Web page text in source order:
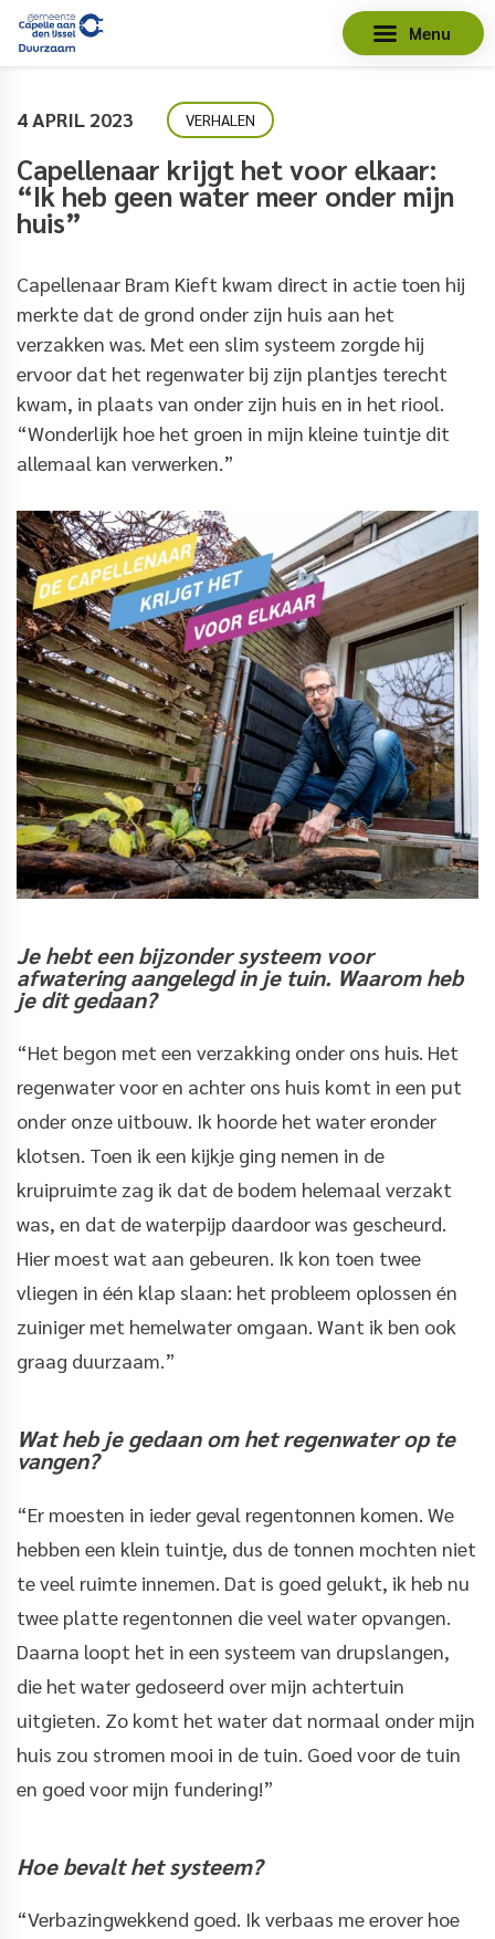
Menu
4 APRIL 2023 VERHALEN
Capellenaar krijgt het voor elkaar:
“Ik heb geen water meer onder mijn
huis”
Capellenaar Bram Kieft kwam direct in actie toen hij
merkte dat de grond onder zijn huis aan het
verzakken was. Met een slim systeem zorgde hij
ervoor dat het regenwater bij zijn plantjes terecht
kwam, in plaats van onder zijn huis en in het riool.
“Wonderlijk hoe het groen in mijn kleine tuintje dit
allemaal kan verwerken.”
Je hebt een bijzonder systeemvoor
afwatering aangelegd in je tuin. Waarom heb
je dit gedaan?
“Het begon met een verzakking onder ons huis. Het
regenwater voor en achter ons huis komt in een put
onder onze uitbouw. Ik hoorde het water eronder
klotsen. Toen ik een kijkje ging nemen in de
kruipruimte zag ik dat de bodem helemaal verzakt
was, en dat de waterpijp daardoor was gescheurd.
Hier moest wat aan gebeuren. Ik kon toen twee
vliegen in één klap slaan: het probleem oplossen én
zuiniger met hemelwater omgaan. Want ik ben ook
graag duurzaam.”
Wat heb je gedaan om het regenwater op te
vangen?
“Er moesten in ieder geval regentonnen komen. We
hebben een klein tuintje, dus de tonnen mochten niet
te veel ruimte innemen. Dat is goed gelukt, ik heb nu
twee platte regentonnen die veel water opvangen.
Daarna loopt het in een systeem van drupslangen,
die het water gedoseerd over mijn achtertuin
uitgieten. Zo komt het water dat normaal onder mijn
huis zou stromen mooi in de tuin. Goed voor de tuin
en goed voor mijn fundering!”
Hoe bevalt het systeem?
“Verbazingwekkend goed. Ik verbaas me erover hoe